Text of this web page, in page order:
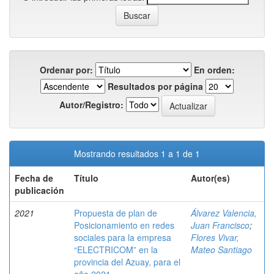
Ordenar por:
En orden:
Resultados por página
Autor/Registro:
Mostrando resultados 1 a 1 de 1
Fecha de
publicación
Título Autor(es)
2021
Propuesta de plan de
Posicionamiento en redes
sociales para la empresa
“ELECTRICOM” en la
provincia del Azuay, para el
Álvarez Valencia,
Juan Francisco;
Flores Vivar,
Mateo Santiago